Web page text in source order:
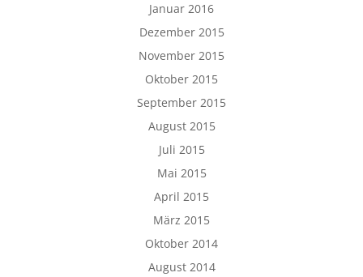
Januar 2016
Dezember 2015
November 2015
Oktober 2015
September 2015
August 2015
Juli 2015
Mai 2015
April 2015
März 2015
Oktober 2014
August 2014